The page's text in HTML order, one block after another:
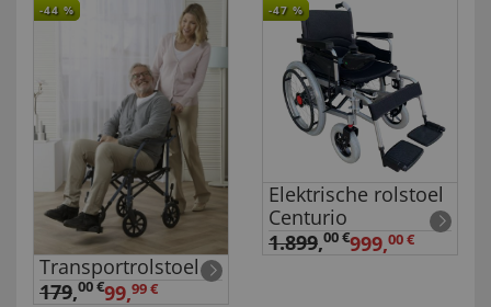
-44 %
Transportrolstoel
179,00 €99,99 €
-47 %
Elektrische rolstoel
Centurio
1.899,00 €999,00 €